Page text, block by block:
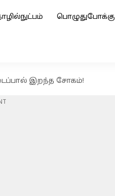
பொழுதுபோக்கு
இறந்த சோகம்!